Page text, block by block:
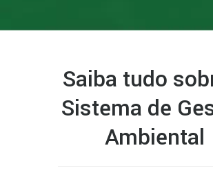
Saiba tudo
Sistema de
Ambiental